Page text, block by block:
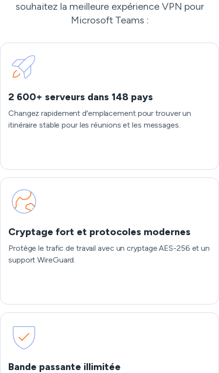
souhaitez la meilleure expérience VPN pour
Microsoft Teams :
2 600+ serveurs dans 148 pays
Changez rapidement d'emplacement pour trouver un
itinéraire stable pour les réunions et les messages.
Cryptage fort et protocoles modernes
Protège le trafic de travail avec un cryptage AES-256 et un
support WireGuard.
Bande passante illimitée